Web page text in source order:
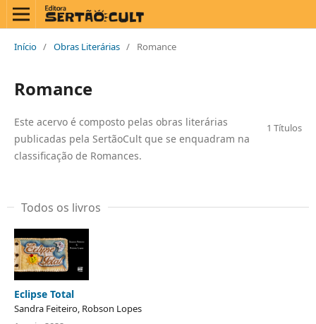
Início / Obras Literárias / Romance
Romance
1 Títulos
Este acervo é composto pelas obras literárias
publicadas pela SertãoCult que se enquadram na
classificação de Romances.
Todos os livros
Eclipse Total
Sandra Feiteiro, Robson Lopes